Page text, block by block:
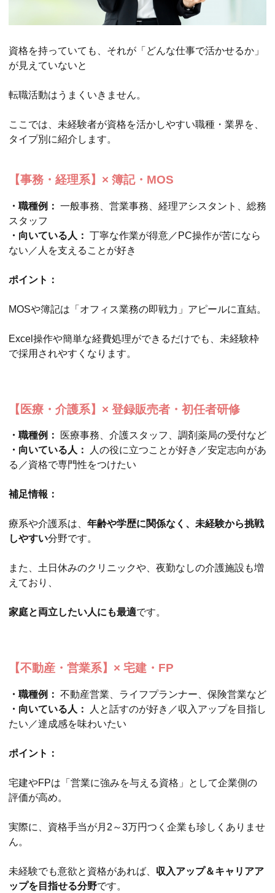
資格を持っていても、それが「どんな仕事で活かせるか」
が見えていないと
転職活動はうまくいきません。
ここでは、未経験者が資格を活かしやすい職種・業界を、
タイプ別に紹介します。
【事務・経理系】× 簿記・MOS
・職種例： 一般事務、営業事務、経理アシスタント、総務
スタッフ
・向いている人： 丁寧な作業が得意／PC操作が苦になら
ない／人を支えることが好き
ポイント：
MOSや簿記は「オフィス業務の即戦力」アピールに直結。
Excel操作や簡単な経費処理ができるだけでも、未経験枠
で採用されやすくなります。
【医療・介護系】× 登録販売者・初任者研修
・職種例：
医療事務、介護スタッフ、調剤薬局の受付など
・向いている人：
人の役に立つことが好き／安定志向があ
る／資格で専門性をつけたい
補足情報：
療系や介護系は、 年齢や学歴に関係なく、未経験から挑戦
しやすい分野です。
また、土日休みのクリニックや、夜勤なしの介護施設も増
えており、
家庭と両立したい人にも最適です。
【不動産・営業系】× 宅建・FP
・職種例： 不動産営業、ライフプランナー、保険営業など
・向いている人：
人と話すのが好き／収入アップを目指し
たい／達成感を味わいたい
ポイント：
宅建やFPは「営業に強みを与える資格」として企業側の
評価が高め。
実際に、資格手当が月2～3万円つく企業も珍しくありませ
ん。
未経験でも意欲と資格があれば、 収入アップ＆キャリアア
ップを目指せる分野です。